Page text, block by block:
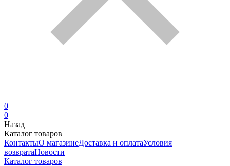
0
0
Назад
Каталог товаров
КонтактыО магазинеДоставка и оплатаУсловия
возвратаНовости
Каталог товаров